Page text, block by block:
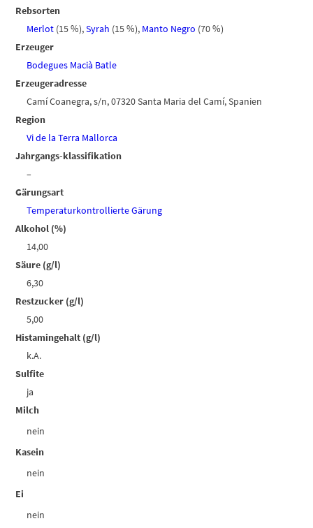
Rebsorten
Merlot (15 %),Syrah (15 %), Manto Negro (70 %)
Erzeuger
Bodegues Macià Batle
Erzeugeradresse
Camí Coanegra, s/n, 07320 Santa Maria del Camí, Spanien
Region
Vi de la Terra Mallorca
Jahrgangs-klassifikation
–
Gärungsart
Temperaturkontrollierte Gärung
Alkohol (%)
14,00
Säure (g/l)
6,30
Restzucker (g/l)
5,00
Histamingehalt (g/l)
k.A.
Sulfite
ja
Milch
nein
Kasein
nein
Ei
nein